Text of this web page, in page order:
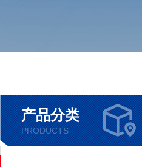
产品分类
PRODUCTS